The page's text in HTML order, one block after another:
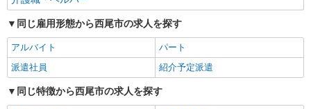
派遣社員
株式会社kotrio /●NG-H-1907527
につけて長く働く♪
時給1500円〜2150円 ＜日払い有/週払い有/交
通費全支給(ガソリン代含む)＞
西尾市
同じ雇用形態から西尾市の求人を探す
アルバイト
パート
派遣社員
紹介予定派遣
同じ特徴から西尾市の求人を探す